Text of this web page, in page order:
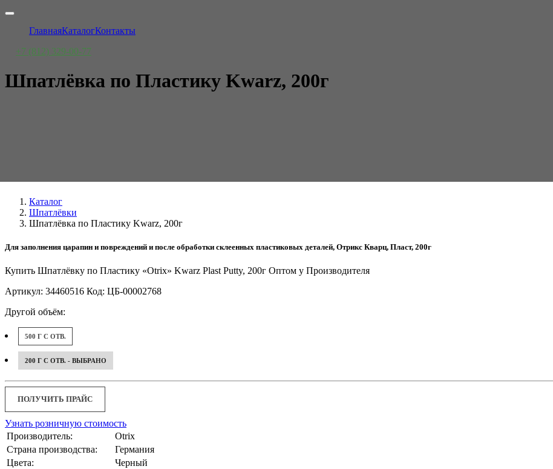
ГлавнаяКаталогКонтакты
+7 (812) 329-00-77
Шпатлёвка по Пластику Kwarz, 200г
Каталог
Шпатлёвки
Шпатлёвка по Пластику Kwarz, 200г
Для заполнения царапин и повреждений и после обработки склеенных пластиковых деталей, Отрикс Кварц, Пласт, 200г
Купить Шпатлёвку по Пластику «Otrix» Kwarz Plast Putty, 200г Оптом у Производителя
Артикул: 34460516 Код: ЦБ-00002768
Другой объём:
500 Г С ОТВ.
200 Г С ОТВ. - ВЫБРАНО
ПОЛУЧИТЬ ПРАЙС
Узнать розничную стоимость
Производитель:
Otrix
Страна производства:
Германия
Цвета:
Черный